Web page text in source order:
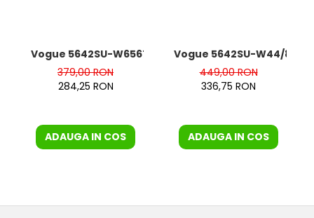
Vogue 5642SU-W65673
379,00 RON
284,25 RON
ADAUGA IN COS
Vogue 5642SU-W44/81
449,00 RON
336,75 RON
ADAUGA IN COS